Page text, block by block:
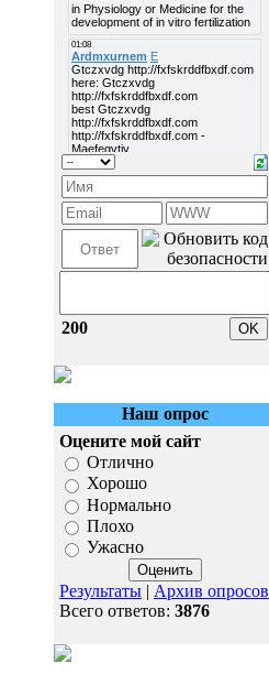
200
Наш опрос
Оцените мой сайт
Отлично
Хорошо
Нормально
Плохо
Ужасно
Результаты | Архив опросов
Всего ответов: 3876